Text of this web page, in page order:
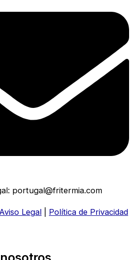
portugal@fritermia.com
Aviso Legal
Política de Privacidad